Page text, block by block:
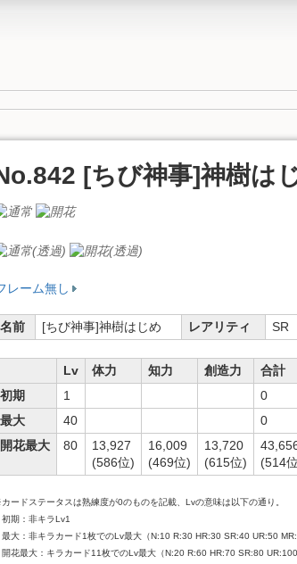
[ちび神事]神樹は
レーム無し
名前 [ちび神事]神樹はじめ レアリティ SR
Lv 体力 知力 創造力
合計
初期
1
0
最大
40
0
開花最大
80
13,927
(586位)
16,009
(469位)
13,720
(615位)
(514
ードステータスは熟練度が0のものを記載、Lvの意味は以下の通り。
期：非キラLv1
大：非キラカード1枚でのLv最大（N:10 R:30 HR:30 SR:40 UR:50
花最大：キラカード11枚でのLv最大（N:20 R:60 HR:70 SR:80 UR:100